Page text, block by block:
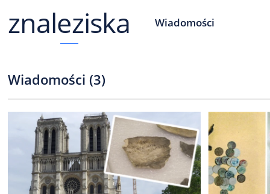
znaleziska Wiadomości
Wiadomości (3)